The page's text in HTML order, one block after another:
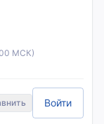
МСК)
Войти